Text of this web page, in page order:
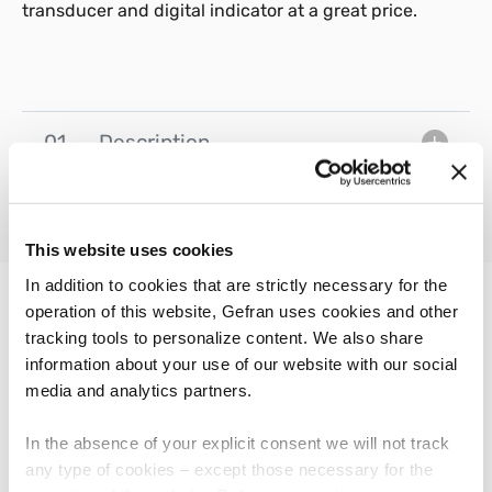
This website uses cookies
In addition to cookies that are strictly necessary for the
operation of this website, Gefran uses cookies and other
tracking tools to personalize content. We also share
information about your use of our website with our social
media and analytics partners.
In the absence of your explicit consent we will not track
any type of cookies – except those necessary for the
transducer and digital indicator at a great price.
01 Description
AUTRES PRODUITS
Vous pourriez être intéressé par